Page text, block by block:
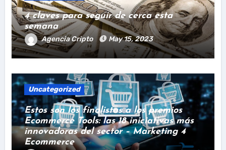
4 claves para seguir de cerca esta
semana
Agencia Cripto May 15, 2023
Uncategorized
Estos son los finalistas a los premios
Ecommerce Tools: las 18 iniciativas más
innovadoras del sector – Marketing 4
Ecommerce